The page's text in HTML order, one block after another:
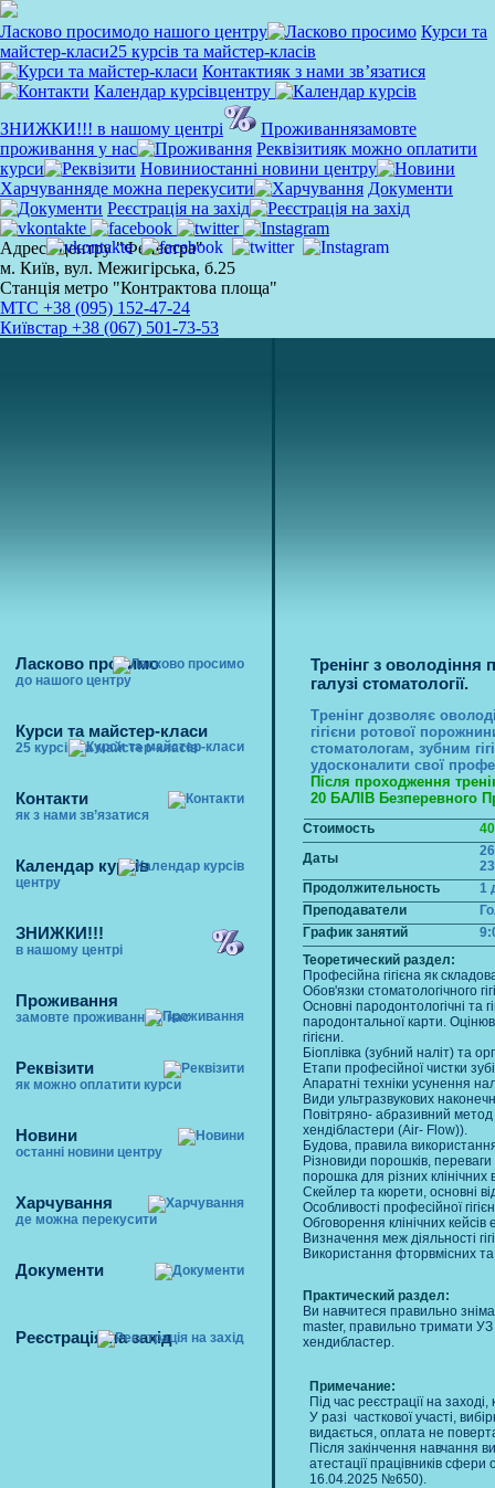
Ласково просимодо нашого центру
Курси та
майстер-класи25 курсів та майстер-класів
Контактияк з нами зв’язатися
Календар курсівцентру
ЗНИЖКИ!!! в нашому центрі Проживаннязамовте
проживання у нас
Реквізитияк можно оплатити
курси
Новиниостанні новини центру
Харчуванняде можна перекусити
Документи
Реєстрація на захід
Адреса центру "Фенестра"
м. Київ, вул. Межигірська, б.25
Станція метро "Контрактова площа"
MTC +38 (095) 152-47-24
Київстар +38 (067) 501-73-53
Ласково просимо
до нашого центру
Курси та майстер-класи
25 курсів та майстер-класів
Контакти
як з нами зв’язатися
Календар курсів
центру
ЗНИЖКИ!!!
в нашому центрі
Проживання
замовте проживання у нас
Реквізити
як можно оплатити курси
Новини
останні новини центру
Харчування
де можна перекусити
Документи
Реєстрація на захід
Тренінг з оволодіння
галузі стоматології.
Тренінг дозволяє
гігієни ротової
стоматологам, зубним
удосконалити свої
Після проходження
20 БАЛІВ Безперевного
Стоимость
Даты
Продолжительность
1
Преподаватели
График занятий
Теоретический раздел:
Професійна гігієна як
Обов'язки стоматологічного
Основні пародонтологічні та
пародонтальної карти.
гігієни.
Біоплівка (зубний наліт) та
Етапи професійної чистки
Апаратні техніки усунення
Види ультразвукових
Повітряно- абразивний
хендібластери (Air- Flow)).
Будова, правила
Різновиди порошків,
порошка для різних клінічних
Скейлер та кюрети, основні
Особливості професійної
Обговорення клінічних кейсів
Визначення меж діяльності
Використання фторвмісних
Практический раздел:
Ви навчитеся правильно
master, правильно тримати
хендибластер.
Примечание:
Під час реєстрації на
У разі часткової участі,
видається, оплата не
Після закінчення навчання
атестації працівників
16.04.2025 №650).